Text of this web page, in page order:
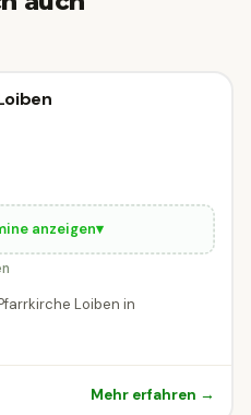
anzeigen▾
Loiben in
Mehr erfahren →